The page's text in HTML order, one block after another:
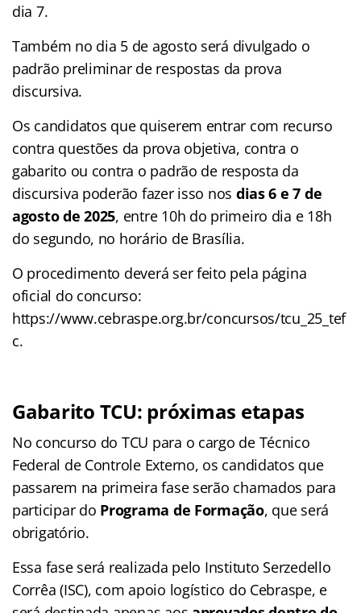
dia 7.
Também no dia 5 de agosto será divulgado o
padrão preliminar de respostas da prova
discursiva.
Os candidatos que quiserem entrar com recurso
contra questões da prova objetiva, contra o
gabarito ou contra o padrão de resposta da
discursiva poderão fazer isso nos dias 6 e 7 de
agosto de 2025, entre 10h do primeiro dia e 18h
do segundo, no horário de Brasília.
O procedimento deverá ser feito pela página
oficial do concurso:
https://www.cebraspe.org.br/concursos/tcu_25_tef
c.
Gabarito TCU: próximas etapas
No concurso do TCU para o cargo de Técnico
Federal de Controle Externo, os candidatos que
passarem na primeira fase serão chamados para
participar do Programa de Formação, que será
obrigatório.
Essa fase será realizada pelo Instituto Serzedello
Corrêa (ISC), com apoio logístico do Cebraspe, e